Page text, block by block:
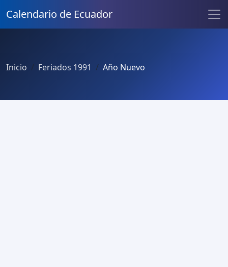
Calendario de Ecuador
Inicio Feriados 1991 Año Nuevo